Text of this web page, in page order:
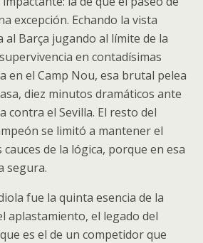
excepción. Echando la vista
Barça jugando al límite de la
en contadísimas
en el Camp Nou, esa brutal pelea
diez minutos dramáticos ante
contra el Sevilla. El resto del
se limitó a mantener el
de la lógica, porque en esa
segura.
fue la quinta esencia de la
aplastamiento, el legado del
es el de un competidor que